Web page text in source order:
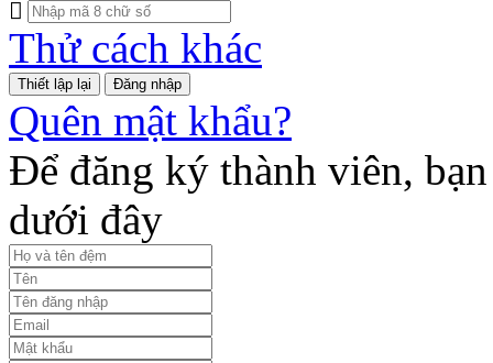
Thử cách khác
Đăng nhập
Quên mật khẩu?
Để đăng ký thành viên,
dưới đây